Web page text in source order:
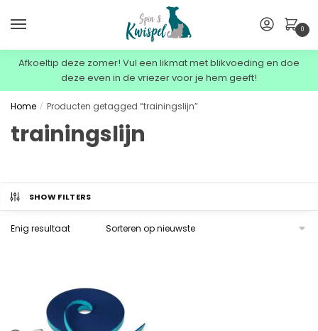
0
Afkoeltip deze zomer! Vul een likmat met blikvoeding en doe
deze even in de vriezer voor je hem geeft!
Home / Producten getagged “trainingslijn”
trainingslijn
SHOW FILTERS
Enig resultaat